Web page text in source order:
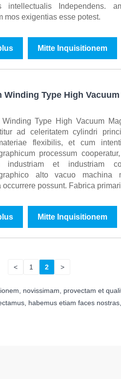
intellectualis Independens.
mos exigentias esse potest.
Mitte Inquisitionem
Winding Type High
Winding Type High Vacuum
ad celeritatem cylindri
flexibilis, et cum
processum
industriam et industriam
alto vacuo machina
occurrere possunt. Fabrica
Mitte Inquisitionem
< 1 2 >
novissimam, provectam et
habemus etiam faces